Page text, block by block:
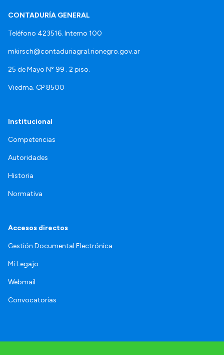
CONTADURÍA GENERAL
Teléfono 423516. Interno 100
mkirsch@contaduriagral.rionegro.gov.ar
25 de Mayo N° 99 . 2 piso.
Viedma. CP 8500
Institucional
Competencias
Autoridades
Historia
Normativa
Accesos directos
Gestión Documental Electrónica
Mi Legajo
Webmail
Convocatorias